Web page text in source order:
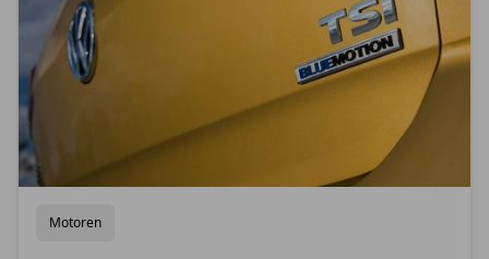
Motoren